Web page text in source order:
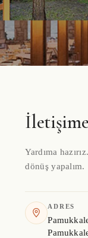
Yardıma
dönüş yapalım.
ADRES